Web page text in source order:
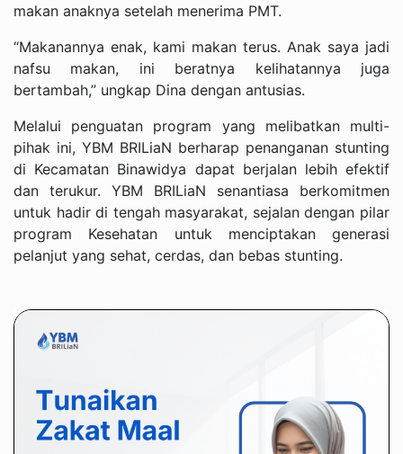
makan anaknya setelah menerima PMT.
“Makanannya enak, kami makan terus. Anak saya jadi
nafsu makan, ini beratnya kelihatannya juga
bertambah,” ungkap Dina dengan antusias.
Melalui penguatan program yang melibatkan multi-
pihak ini, YBM BRILiaN berharap penanganan stunting
di Kecamatan Binawidya dapat berjalan lebih efektif
dan terukur. YBM BRILiaN senantiasa berkomitmen
untuk hadir di tengah masyarakat, sejalan dengan pilar
program Kesehatan untuk menciptakan generasi
pelanjut yang sehat, cerdas, dan bebas stunting.